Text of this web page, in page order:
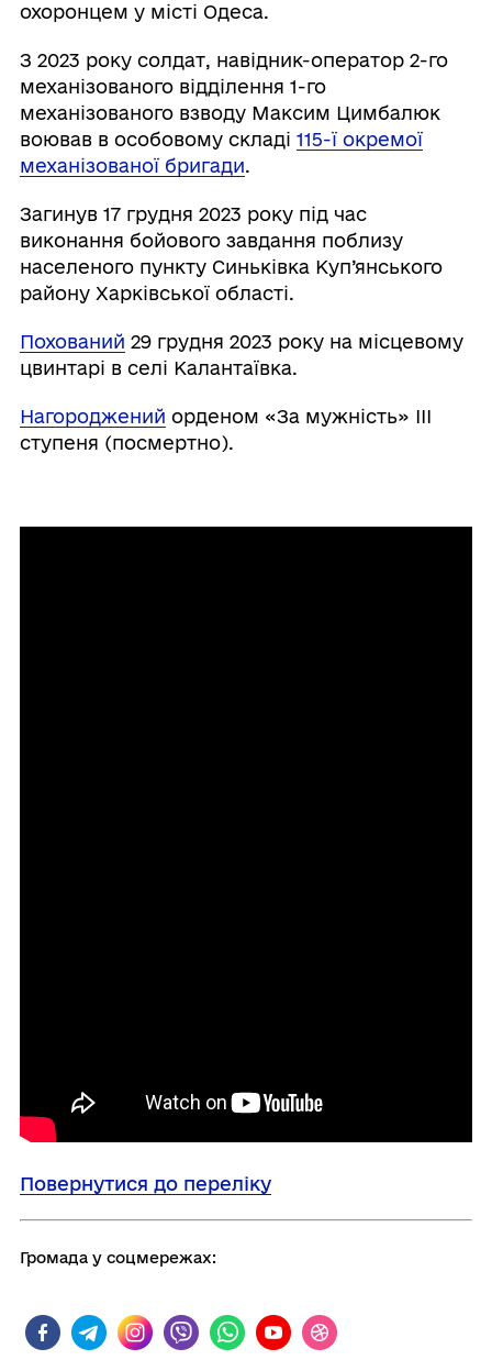
охоронцем у місті Одеса.
З 2023 року солдат, навідник-оператор 2-го
механізованого відділення 1-го
механізованого взводу Максим Цимбалюк
воював в особовому складі 115-ї окремої
механізованої бригади.
Загинув 17 грудня 2023 року під час
виконання бойового завдання поблизу
населеного пункту Синьківка Куп’янського
району Харківської області.
Похований 29 грудня 2023 року на місцевому
цвинтарі в селі Калантаївка.
Нагороджений орденом «За мужність» ІІІ
ступеня (посмертно).
Повернутися до переліку
Громада у соцмережах: